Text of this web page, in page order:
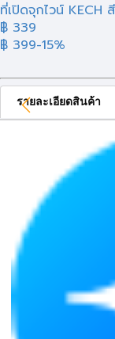
ที่เปิดจุกไวน์ KECH
฿ 339
฿ 399-15%
รายละเอียดสินค้า